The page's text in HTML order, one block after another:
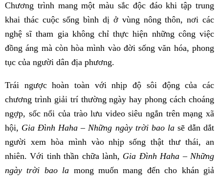
Chương trình mang một màu sắc độc đáo khi tập trung
khai thác cuộc sống bình dị ở vùng nông thôn, nơi các
nghệ sĩ tham gia không chỉ thực hiện những công việc
đồng áng mà còn hòa mình vào đời sống văn hóa, phong
tục của người dân địa phương.
Trái ngược hoàn toàn với nhịp độ sôi động của các
chương trình giải trí thường ngày hay phong cách choáng
ngợp, sốc nổi của trào lưu video siêu ngắn trên mạng xã
hội, Gia Đình Haha – Những ngày trời bao la sẽ dẫn dắt
người xem hòa mình vào nhịp sống thật thư thái, an
nhiên. Với tinh thần chữa lành, Gia Đình Haha – Những
ngày trời bao la mong muốn mang đến cho khán giả